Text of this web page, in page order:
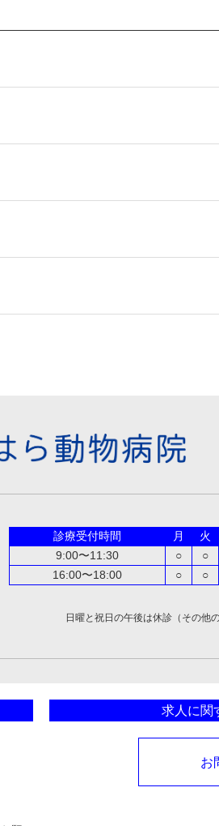
診療受付時間 月 火
9:00〜11:30
○ ○
16:00〜18:00
○ ○
日曜と祝日の午後は休診（その他
求人に関
お